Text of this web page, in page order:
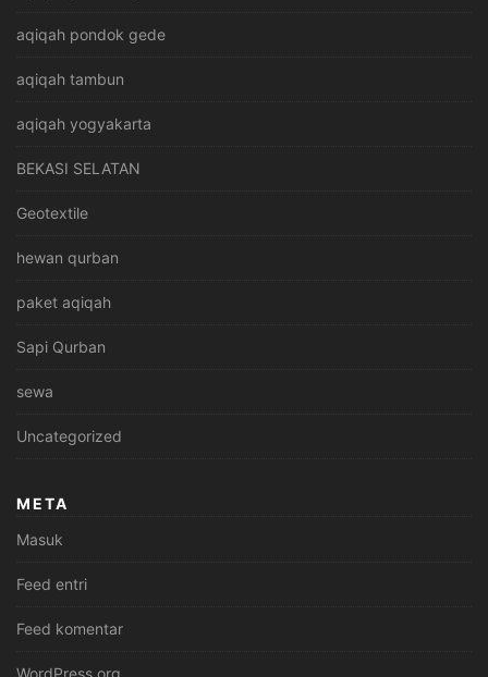
aqiqah pondok gede
aqiqah tambun
aqiqah yogyakarta
BEKASI SELATAN
Geotextile
hewan qurban
paket aqiqah
Sapi Qurban
sewa
Uncategorized
META
Masuk
Feed entri
Feed komentar
WordPress.org